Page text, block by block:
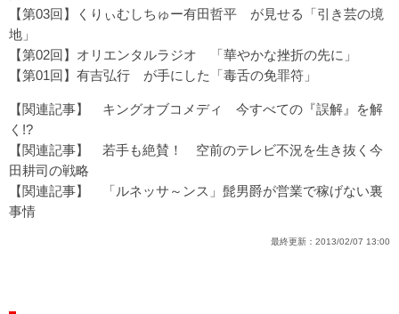
【第03回】くりぃむしちゅー有田哲平 が見せる「引き芸の境
地」
【第02回】オリエンタルラジオ
「華やかな挫折の先に」
【第01回】有吉弘行 が手にした「毒舌の免罪符」
【関連記事】 キングオブコメディ 今すべての『誤解』を解
く!?
【関連記事】 若手も絶賛！ 空前のテレビ不況を生き抜く今
田耕司の戦略
【関連記事】
「ルネッサ～ンス」髭男爵が営業で稼げない裏
事情
最終更新： 2013/02/07 13:00